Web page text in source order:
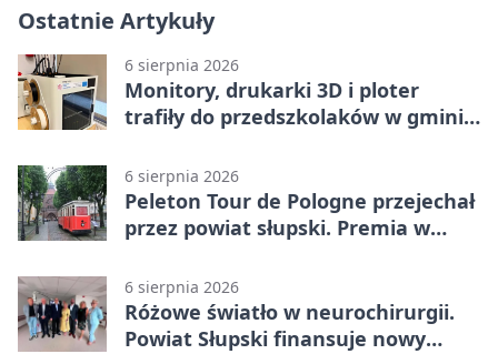
Ostatnie Artykuły
6 sierpnia 2026
Monitory, drukarki 3D i ploter
trafiły do przedszkolaków w gminie
6 sierpnia 2026
Peleton Tour de Pologne przejechał
przez powiat słupski. Premia w
6 sierpnia 2026
Różowe światło w neurochirurgii.
Powiat Słupski finansuje nowy